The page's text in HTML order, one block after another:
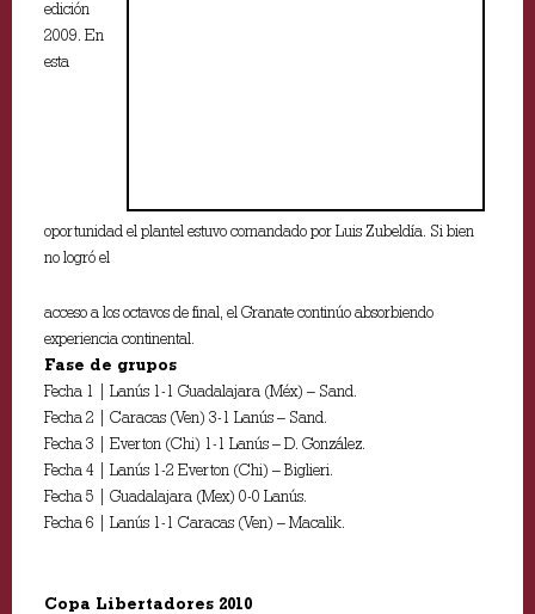
edición
2009. En
esta
oportunidad el plantel estuvo comandado por Luis Zubeldía. Si bien
no logró el
acceso a los octavos de final, el Granate continúo absorbiendo
experiencia continental.
Fase de grupos
Fecha 1 | Lanús 1-1 Guadalajara (Méx) – Sand.
Fecha 2 | Caracas (Ven) 3-1 Lanús – Sand.
Fecha 3 | Everton (Chi) 1-1 Lanús – D. González.
Fecha 4 | Lanús 1-2 Everton (Chi) – Biglieri.
Fecha 5 | Guadalajara (Mex) 0-0 Lanús.
Fecha 6 | Lanús 1-1 Caracas (Ven) – Macalik.
Copa Libertadores 2010